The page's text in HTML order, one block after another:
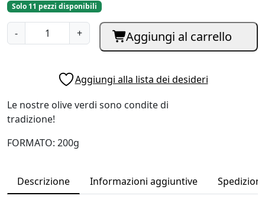
Solo 11 pezzi disponibili
-
l
V
e
d
+ Aggiungi al carrello
Aggiungi alla lista dei desideri
Le nostre olive verdi sono condite di
tradizione!
FORMATO: 200g
Descrizione Informazioni aggiuntive